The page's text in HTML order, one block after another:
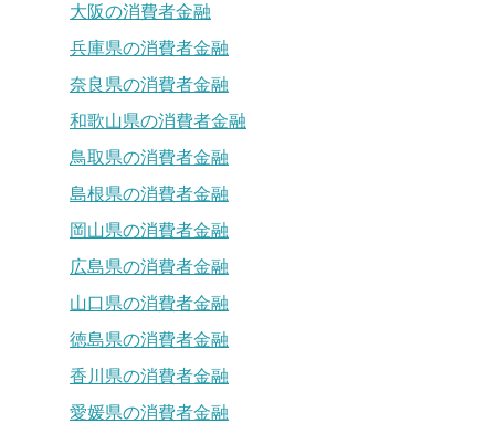
大阪の消費者金融
兵庫県の消費者金融
奈良県の消費者金融
和歌山県の消費者金融
鳥取県の消費者金融
島根県の消費者金融
岡山県の消費者金融
広島県の消費者金融
山口県の消費者金融
徳島県の消費者金融
香川県の消費者金融
愛媛県の消費者金融